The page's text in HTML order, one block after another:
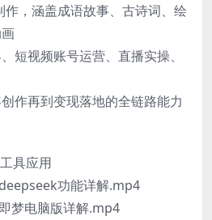
，涵盖成语故事、古诗词、绘
短视频账号运营、直播实操、
作再到变现落地的全链路能力
具应用
功能详解.mp4
梦电脑版详解.mp4